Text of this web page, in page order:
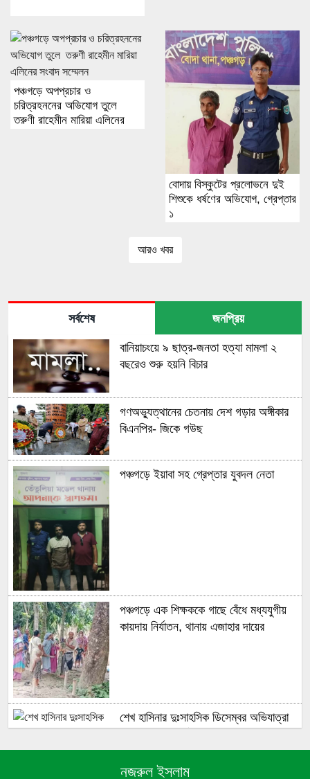
পঞ্চগড়ে অপপ্রচার ও
চরিত্রহননের অভিযোগ তুলে
তরুণী রাহেমীন মারিয়া এলিনের
বোদায় বিস্কুটের প্রলোভনে দুই
শিশুকে ধর্ষণের অভিযোগ, গ্রেপ্তার
১
আরও খবর
সর্বশেষ জনপ্রিয়
বানিয়াচংয়ে ৯ ছাত্র-জনতা হত্যা মামলা ২
বছরেও শুরু হয়নি বিচার
গণঅভ্যুত্থানের চেতনায় দেশ গড়ার অঙ্গীকার
বিএনপির- জিকে গউছ
পঞ্চগড়ে ইয়াবা সহ গ্রেপ্তার যুবদল নেতা
পঞ্চগড়ে এক শিক্ষককে গাছে বেঁধে মধ্যযুগীয়
কায়দায় নির্যাতন, থানায় এজাহার দায়ের
শেখ হাসিনার দুঃসাহসিক ডিসেম্বর অভিযাত্রা
নজরুল ইসলাম